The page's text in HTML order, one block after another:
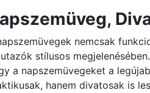
nemcsak
stílusos
a napszemüvegeket a
hanem divatosak is